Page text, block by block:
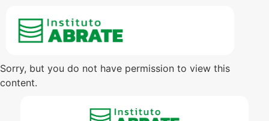
Sorry, but you do not have permission to view this
content.